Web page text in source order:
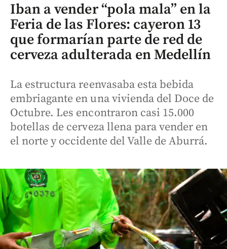
Iban a vender “pola mala” en la
Feria de las Flores: cayeron 13
que formarían parte de red de
cerveza adulterada en Medellín
La estructura reenvasaba esta bebida
embriagante en una vivienda del Doce de
Octubre. Les encontraron casi 15.000
botellas de cerveza llena para vender en
el norte y occidente del Valle de Aburrá.